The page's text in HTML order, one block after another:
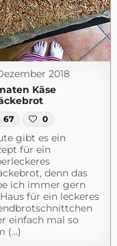
2018
Käse
67 0
gibt es ein
für ein
denn das
ich immer gern
für ein leckeres
einfach mal so
(...)